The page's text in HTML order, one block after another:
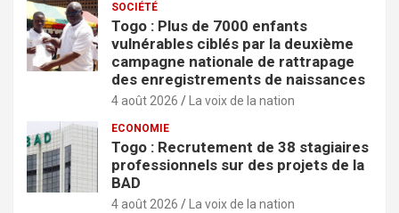
SOCIÉTÉ
Togo : Plus de 7000 enfants
vulnérables ciblés par la deuxième
campagne nationale de rattrapage
des enregistrements de naissances
4 août 2026 La voix de la nation
ECONOMIE
Togo : Recrutement de 38 stagiaires
professionnels sur des projets de la
BAD
4 août 2026 La voix de la nation